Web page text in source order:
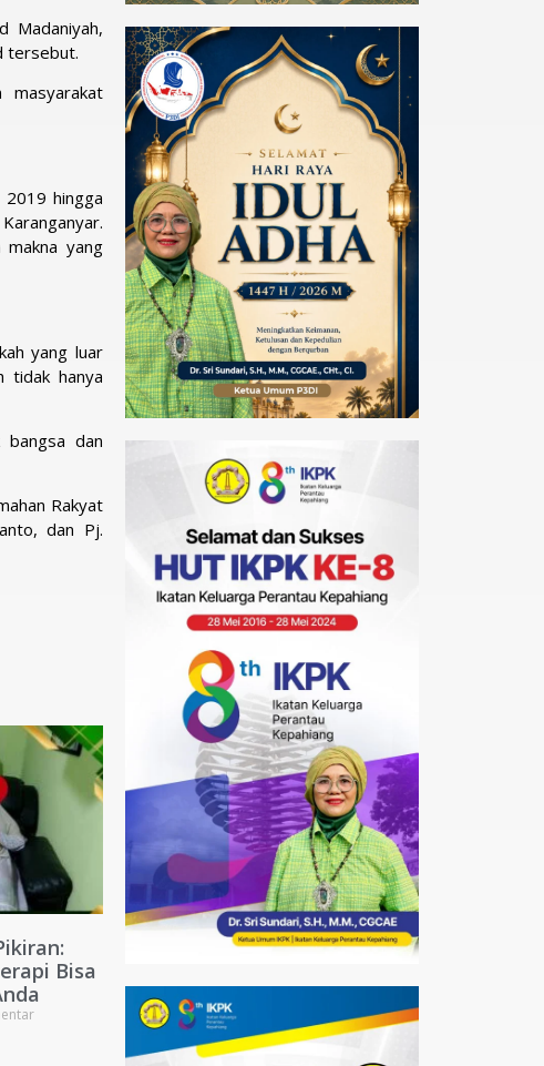
Madaniyah,
tersebut.
masyarakat
2019 hingga
yang
yang luar
tidak hanya
bangsa dan
Rakyat
dan Pj.
Bisa